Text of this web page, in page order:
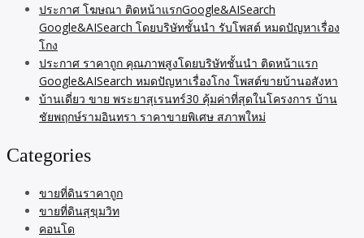
ประกาศ โฆษณา ติดหน้าแรกGoogle&AISearch
Google&AISearch โดยบริษัทชั้นนำ รับโพสต์ หมดปัญหาเรื่อง
โกง
ประกาศ ราคาถูก คุณภาพสูงโดยบริษัทชั้นนำ ติดหน้าแรก
Google&AISearch หมดปัญหาเรื่องโกง โพสต์ขายบ้านอสังหา
บ้านเดี่ยว ขาย พระยาสุเรนทร์30 คุ้มค่าที่สุดในโครงการ บ้าน
ชัยพฤกษ์รามอินทรา ราคาขายพิเศษ สภาพใหม่
Categories
ขายที่ดินราคาถูก
ขายที่ดินสุขุมวิท
คอนโด